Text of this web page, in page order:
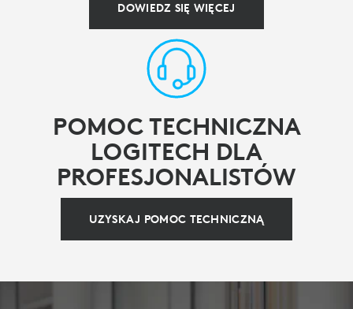
DOWIEDZ SIĘ WIĘCEJ
POMOC TECHNICZNA
LOGITECH DLA
PROFESJONALISTÓW
UZYSKAJ POMOC TECHNICZNĄ